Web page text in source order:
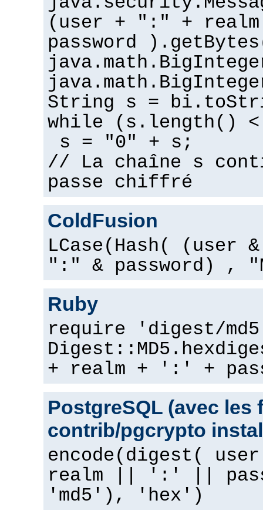
(user + ":" +
password
String s =
while (s.length()
s = "0" + s;
// La chaîne s
passe chiffré
ColdFusion
LCase(Hash( (user
":" & password) ,
Ruby
require 'digest/
+ realm + ':' +
PostgreSQL (avec les
contrib/pgcrypto
encode(digest(
realm || ':' ||
'md5'), 'hex')